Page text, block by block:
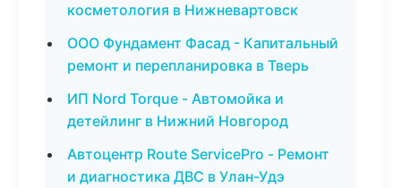
косметология в Нижневартовск
ООО Фундамент Фасад - Капитальный
ремонт и перепланировка в Тверь
ИП Nord Torque - Автомойка и
детейлинг в Нижний Новгород
Автоцентр Route ServicePro - Ремонт
и диагностика ДВС в Улан-Удэ